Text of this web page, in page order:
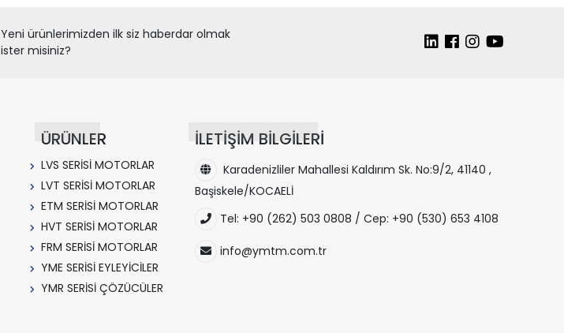
Yeni ürünlerimizden ilk siz haberdar olmak
ister misiniz?
ÜRÜNLER
LVS SERİSİ MOTORLAR
LVT SERİSİ MOTORLAR
ETM SERİSİ MOTORLAR
HVT SERİSİ MOTORLAR
FRM SERİSİ MOTORLAR
YME SERİSİ EYLEYİCİLER
YMR SERİSİ ÇÖZÜCÜLER
İLETİŞİM BİLGİLERİ
Karadenizliler Mahallesi Kaldırım Sk. No:9/2, 41140 ,
Başiskele/KOCAELİ
Tel: +90 (262) 503 0808 / Cep: +90 (530) 653 4108
info@ymtm.com.tr